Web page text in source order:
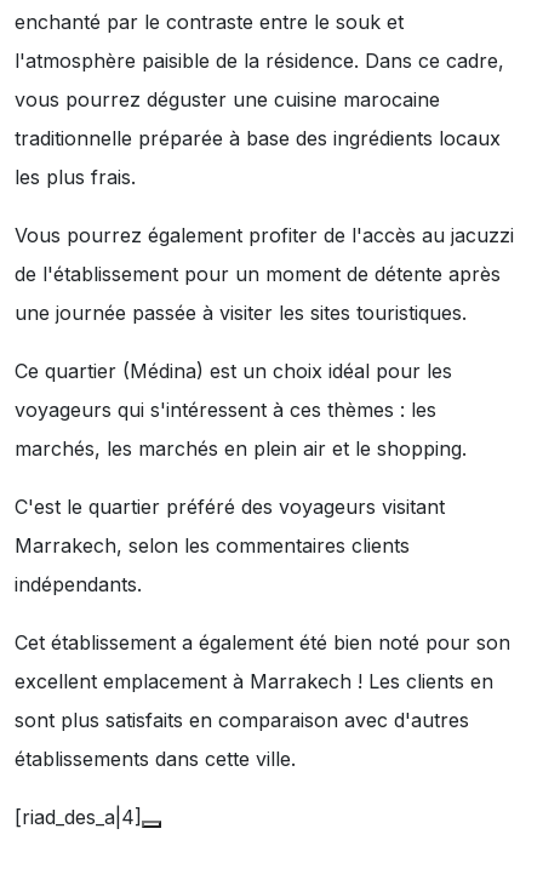
enchanté par le contraste entre le souk et
l'atmosphère paisible de la résidence. Dans ce cadre,
vous pourrez déguster une cuisine marocaine
traditionnelle préparée à base des ingrédients locaux
les plus frais.
Vous pourrez également profiter de l'accès au jacuzzi
de l'établissement pour un moment de détente après
une journée passée à visiter les sites touristiques.
Ce quartier (Médina) est un choix idéal pour les
voyageurs qui s'intéressent à ces thèmes : les
marchés, les marchés en plein air et le shopping.
C'est le quartier préféré des voyageurs visitant
Marrakech, selon les commentaires clients
indépendants.
Cet établissement a également été bien noté pour son
excellent emplacement à Marrakech ! Les clients en
sont plus satisfaits en comparaison avec d'autres
établissements dans cette ville.
[riad_des_a|4]